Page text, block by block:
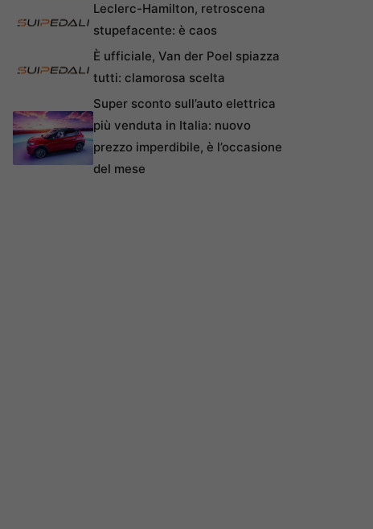
Leclerc-Hamilton, retroscena
stupefacente: è caos
È ufficiale, Van der Poel spiazza
tutti: clamorosa scelta
Super sconto sull’auto elettrica
più venduta in Italia: nuovo
prezzo imperdibile, è l’occasione
del mese